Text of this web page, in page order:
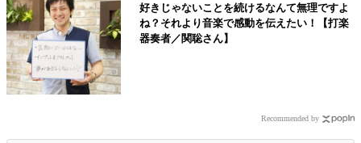
好きじゃないことを続けるなんて無理ですよ
ね？それより音楽で感動を伝えたい！【打楽
器奏者／関聡さん】
Recommended by